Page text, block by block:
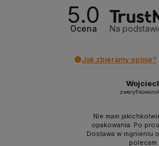
5.0
Ocena Na
Jak zbieramy opinie?
zweryfikowano
Nie mam
opakowania. Po
Dostawa w mgnieniu
polecam.